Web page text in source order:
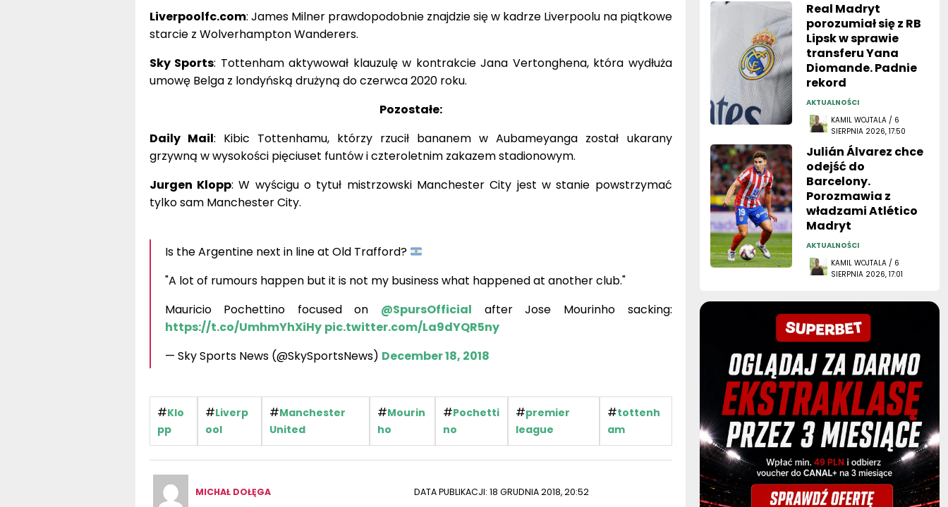
Liverpoolfc.com: James Milner prawdopodobnie znajdzie się w kadrze Liverpoolu na piątkowe
starcie z Wolverhampton Wanderers.
Sky Sports: Tottenham aktywował klauzulę w kontrakcie Jana Vertonghena, która wydłuża
umowę Belga z londyńską drużyną do czerwca 2020 roku.
Pozostałe:
Daily Mail: Kibic Tottenhamu, którzy rzucił bananem w Aubameyanga został ukarany
grzywną w wysokości pięciuset funtów i czteroletnim zakazem stadionowym.
Jurgen Klopp: W wyścigu o tytuł mistrzowski Manchester City jest w stanie powstrzymać
tylko sam Manchester City.
Is the Argentine next in line at Old Trafford?
"A lot of rumours happen but it is not my business what happened at another club."
Mauricio Pochettino focused on @SpursOfficial after Jose Mourinho sacking:
https://t.co/UmhmYhXiHy pic.twitter.com/La9dYQR5ny
— Sky Sports News (@SkySportsNews) December 18, 2018
#Klo
pp
#Liverp
ool
#Manchester
United
#Mourin
ho
#Pochetti
no
#premier
league
#tottenh
am
MICHAŁ DOŁĘGA DATA PUBLIKACJI: 18 GRUDNIA 2018, 20:52
Real Madryt
porozumiał się z RB
Lipsk w sprawie
transferu Yana
Diomande. Padnie
rekord
AKTUALNOŚCI
KAMIL WOJTALA / 6
SIERPNIA 2026, 17:50
Julián Álvarez chce
odejść do
Barcelony.
Porozmawia z
władzami Atlético
Madryt
AKTUALNOŚCI
KAMIL WOJTALA / 6
SIERPNIA 2026, 17:01